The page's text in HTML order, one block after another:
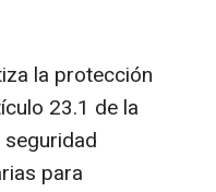
la protección
23.1 de la
para